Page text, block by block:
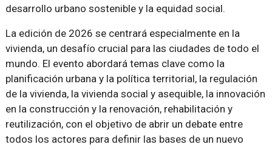
desarrollo urbano sostenible y la equidad social.
La edición de 2026 se centrará especialmente en la
vivienda, un desafío crucial para las ciudades de todo el
mundo. El evento abordará temas clave como la
planificación urbana y la política territorial, la regulación
de la vivienda, la vivienda social y asequible, la innovación
en la construcción y la renovación, rehabilitación y
reutilización, con el objetivo de abrir un debate entre
todos los actores para definir las bases de un nuevo